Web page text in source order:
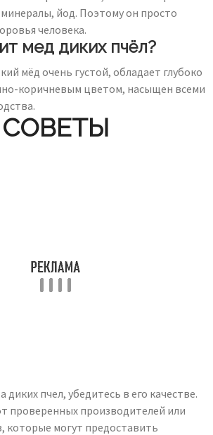
йод. Поэтому он просто
человека.
мед диких пчёл?
мёд очень густой, обладает глубоко
коричневым цветом, насыщен всеми
СОВЕТЫ
диких пчел, убедитесь в его качестве.
проверенных производителей или
которые могут предоставить